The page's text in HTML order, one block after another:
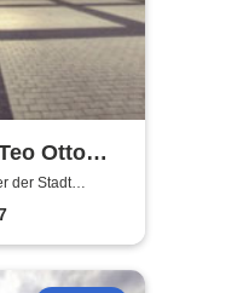
Otto
der Stadt